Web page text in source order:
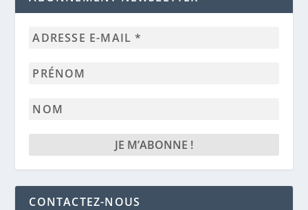
Adresse
*
Prénom
Nom
CONTACTEZ-NOUS